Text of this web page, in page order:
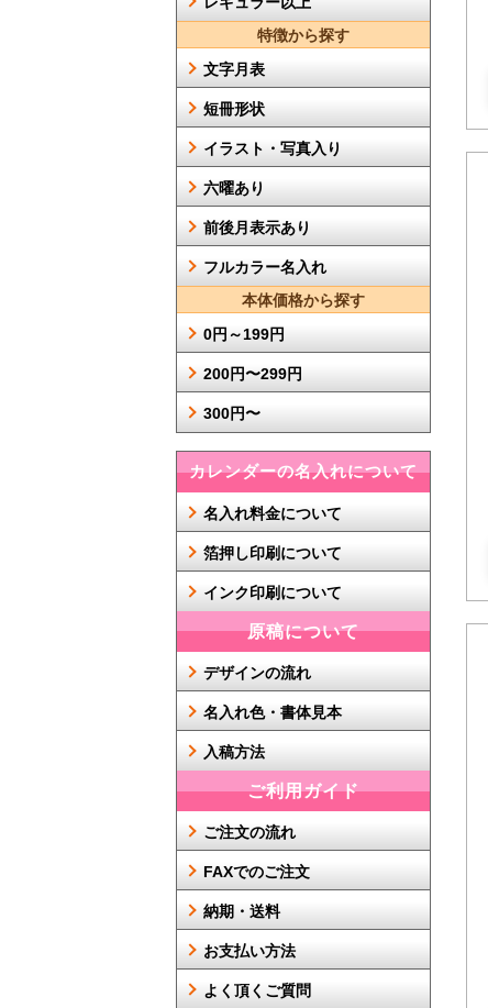
特徴から探す
文字月表
短冊形状
イラスト・写真入り
六曜あり
前後月表示あり
フルカラー名入れ
本体価格から探す
0円～199円
200円〜299円
300円〜
カレンダーの名入れについて
名入れ料金について
箔押し印刷について
インク印刷について
原稿について
デザインの流れ
名入れ色・書体見本
入稿方法
ご利用ガイド
ご注文の流れ
FAXでのご注文
納期・送料
お支払い方法
よく頂くご質問